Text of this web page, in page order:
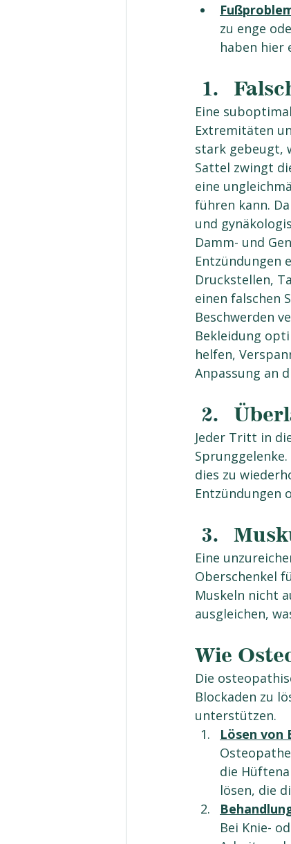
zu enge
haben hier
Eine
Extremitäten
stark gebeugt,
Sattel zwingt
eine
führen kann.
und
Damm- und
Entzündungen
Druckstellen,
einen falschen
Beschwerden
Bekleidung
helfen,
Anpassung an
Jeder Tritt in
dies zu
Entzündungen
Eine
Oberschenkel
Muskeln nicht
ausgleichen,
Wie
Die
Blockaden zu
unterstützen.
Lösen von
die
lösen, die
Bei Knie-